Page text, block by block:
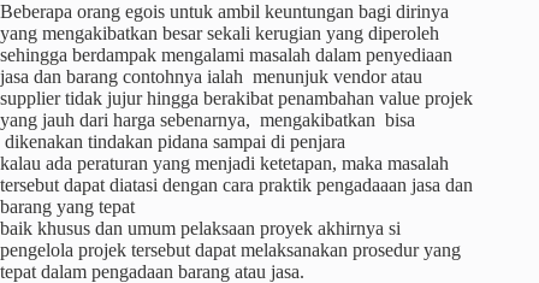
Beberapa orang egois untuk ambil keuntungan bagi dirinya
yang mengakibatkan besar sekali kerugian yang diperoleh
sehingga berdampak mengalami masalah dalam penyediaan
jasa dan barang contohnya ialah menunjuk vendor atau
supplier tidak jujur hingga berakibat penambahan value projek
yang jauh dari harga sebenarnya, mengakibatkan bisa
dikenakan tindakan pidana sampai di penjara
kalau ada peraturan yang menjadi ketetapan, maka masalah
tersebut dapat diatasi dengan cara praktik pengadaaan jasa dan
barang yang tepat
baik khusus dan umum pelaksaan proyek akhirnya si
pengelola projek tersebut dapat melaksanakan prosedur yang
tepat dalam pengadaan barang atau jasa.